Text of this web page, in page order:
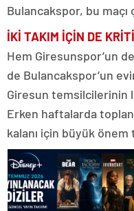
Bulancakspor, bu maçı
İKİ TAKIM İÇİN DE
Hem Giresunspor’un
de Bulancakspor’un
Giresun temsilcilerinin
Erken haftalarda
kalanı için büyük önem